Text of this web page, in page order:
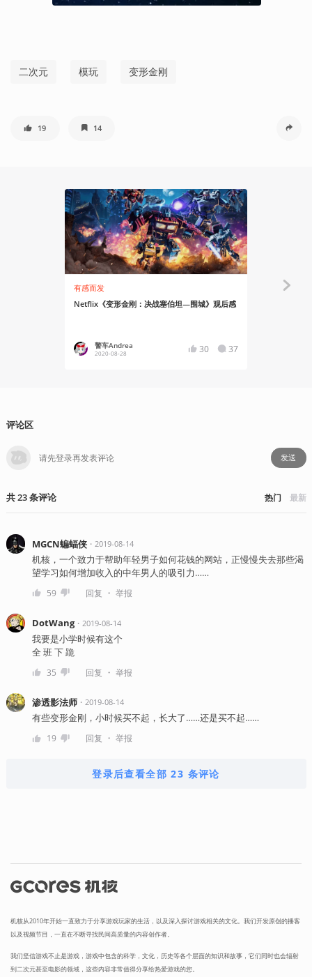
二次元 模玩 变形金刚
19 14
有感而发
Netflix《变形金刚：决战塞伯坦—围城》观后感
警车Andrea
2020-08-28 30 37
知识挖掘机
评论区
发送
共23条评论 热门 最新
MGCN蝙蝠侠・ 2019-08-14
机核，一个致力于帮助年轻男子如何花钱的网站，正慢慢失去那些渴
望学习如何增加收入的中年男人的吸引力……
59 回复 ・ 举报
DotWang・ 2019-08-14
我要是小学时候有这个
全 班 下 跪
35 回复 ・ 举报
渗透影法师・ 2019-08-14
有些变形金刚，小时候买不起，长大了……还是买不起……
19 回复 ・ 举报
登录后查看全部 23 条评论
机核从2010年开始一直致力于分享游戏玩家的生活，以及深入探讨游戏相关的文化。我们开发原创的播客
以及视频节目，一直在不断寻找民间高质量的内容创作者。
我们坚信游戏不止是游戏，游戏中包含的科学，文化，历史等各个层面的知识和故事，它们同时也会辐射
到二次元甚至电影的领域，这些内容非常值得分享给热爱游戏的您。